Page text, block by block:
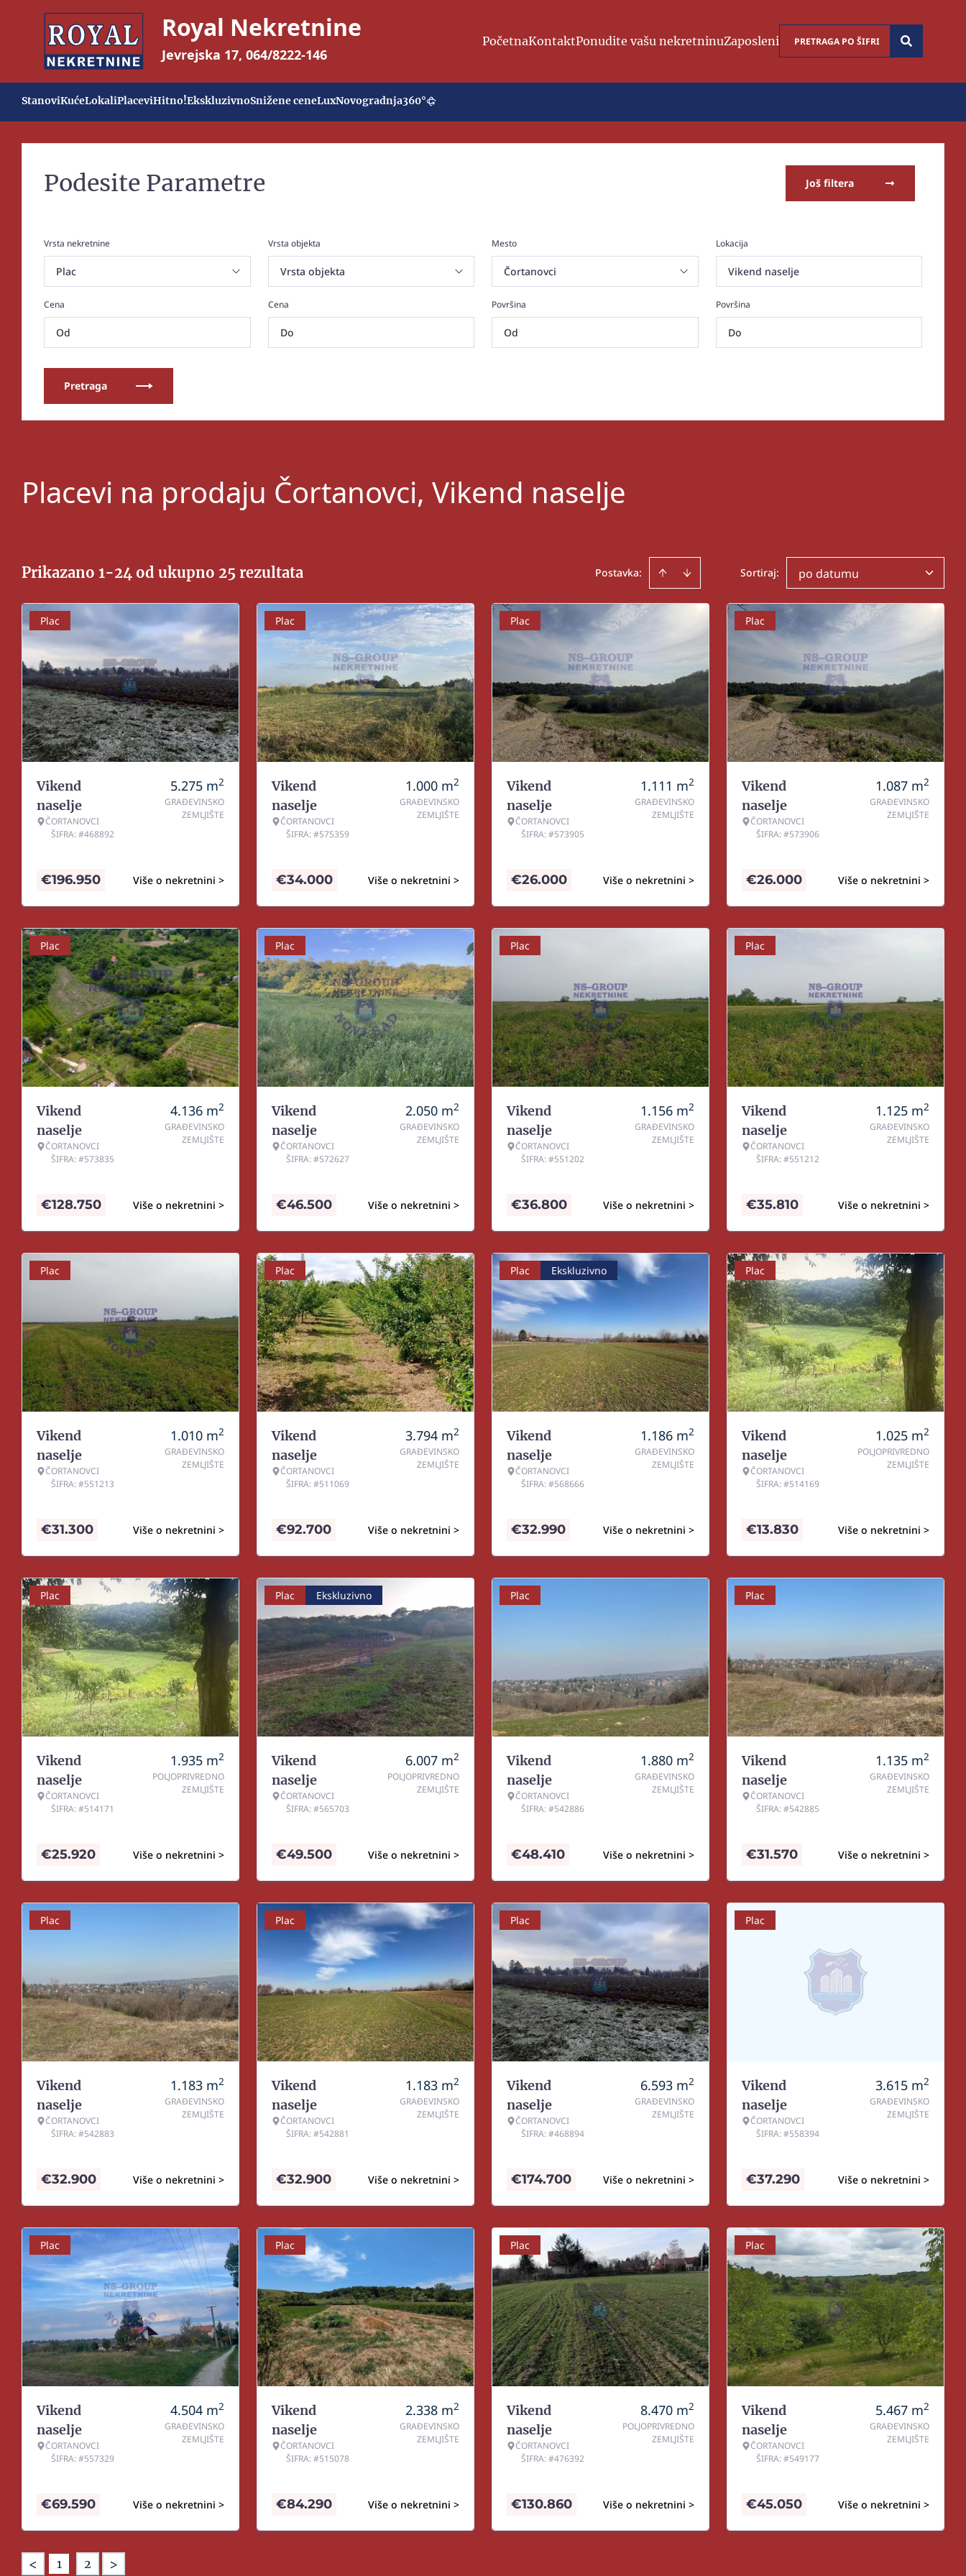
Royal Nekretnine
Jevrejska 17, 064/8222-146
PočetnaKontaktPonudite vašu nekretninuZaposleni
StanoviKućeLokaliPlaceviHitno!EkskluzivnoSnižene ceneLuxNovogradnja360°
Podesite Parametre Još filtera
Vrsta nekretnine Vrsta objekta Mesto Lokacija
Vikend naselje
Cena Cena Površina Površina
Pretraga
Placevi na prodaju Čortanovci, Vikend naselje
Prikazano 1-24 od ukupno 25 rezultata Postavka: Sortiraj: po datumu
Plac
Vikend
naselje
ČORTANOVCI
ŠIFRA: #468892
5.275 m2
GRAĐEVINSKO
ZEMLJIŠTE
Više o nekretnini >
€196.950
Plac
Vikend
naselje
ČORTANOVCI
ŠIFRA: #575359
1.000 m2
GRAĐEVINSKO
ZEMLJIŠTE
Više o nekretnini >
€34.000
Plac
Vikend
naselje
ČORTANOVCI
ŠIFRA: #573905
1.111 m2
GRAĐEVINSKO
ZEMLJIŠTE
Više o nekretnini >
€26.000
Plac
Vikend
naselje
ČORTANOVCI
ŠIFRA: #573906
1.087 m2
GRAĐEVINSKO
ZEMLJIŠTE
Više o nekretnini >
€26.000
Plac
Vikend
naselje
ČORTANOVCI
ŠIFRA: #573835
4.136 m2
GRAĐEVINSKO
ZEMLJIŠTE
Više o nekretnini >
€128.750
Plac
Vikend
naselje
ČORTANOVCI
ŠIFRA: #572627
2.050 m2
GRAĐEVINSKO
ZEMLJIŠTE
Više o nekretnini >
€46.500
Plac
Vikend
naselje
ČORTANOVCI
ŠIFRA: #551202
1.156 m2
GRAĐEVINSKO
ZEMLJIŠTE
Više o nekretnini >
€36.800
Plac
Vikend
naselje
ČORTANOVCI
ŠIFRA: #551212
1.125 m2
GRAĐEVINSKO
ZEMLJIŠTE
Više o nekretnini >
€35.810
Plac
Vikend
naselje
ČORTANOVCI
ŠIFRA: #551213
1.010 m2
GRAĐEVINSKO
ZEMLJIŠTE
Više o nekretnini >
€31.300
Plac
Vikend
naselje
ČORTANOVCI
ŠIFRA: #511069
3.794 m2
GRAĐEVINSKO
ZEMLJIŠTE
Više o nekretnini >
€92.700
Plac Ekskluzivno
Vikend
naselje
ČORTANOVCI
ŠIFRA: #568666
1.186 m2
GRAĐEVINSKO
ZEMLJIŠTE
Više o nekretnini >
€32.990
Plac
Vikend
naselje
ČORTANOVCI
ŠIFRA: #514169
1.025 m2
POLJOPRIVREDNO
ZEMLJIŠTE
Više o nekretnini >
€13.830
Plac
Vikend
naselje
ČORTANOVCI
ŠIFRA: #514171
1.935 m2
POLJOPRIVREDNO
ZEMLJIŠTE
Više o nekretnini >
€25.920
Plac Ekskluzivno
Vikend
naselje
ČORTANOVCI
ŠIFRA: #565703
6.007 m2
POLJOPRIVREDNO
ZEMLJIŠTE
Više o nekretnini >
€49.500
Plac
Vikend
naselje
ČORTANOVCI
ŠIFRA: #542886
1.880 m2
GRAĐEVINSKO
ZEMLJIŠTE
Više o nekretnini >
€48.410
Plac
Vikend
naselje
ČORTANOVCI
ŠIFRA: #542885
1.135 m2
GRAĐEVINSKO
ZEMLJIŠTE
Više o nekretnini >
€31.570
Plac
Vikend
naselje
ČORTANOVCI
ŠIFRA: #542883
1.183 m2
GRAĐEVINSKO
ZEMLJIŠTE
Više o nekretnini >
€32.900
Plac
Vikend
naselje
ČORTANOVCI
ŠIFRA: #542881
1.183 m2
GRAĐEVINSKO
ZEMLJIŠTE
Više o nekretnini >
€32.900
Plac
Vikend
naselje
ČORTANOVCI
ŠIFRA: #468894
6.593 m2
GRAĐEVINSKO
ZEMLJIŠTE
Više o nekretnini >
€174.700
Plac
Vikend
naselje
ČORTANOVCI
ŠIFRA: #558394
3.615 m2
GRAĐEVINSKO
ZEMLJIŠTE
Više o nekretnini >
€37.290
Plac
Vikend
naselje
ČORTANOVCI
ŠIFRA: #557329
4.504 m2
GRAĐEVINSKO
ZEMLJIŠTE
Više o nekretnini >
€69.590
Plac
Vikend
naselje
ČORTANOVCI
ŠIFRA: #515078
2.338 m2
GRAĐEVINSKO
ZEMLJIŠTE
Više o nekretnini >
€84.290
Plac
Vikend
naselje
ČORTANOVCI
ŠIFRA: #476392
8.470 m2
POLJOPRIVREDNO
ZEMLJIŠTE
Više o nekretnini >
€130.860
Plac
Vikend
naselje
ČORTANOVCI
ŠIFRA: #549177
5.467 m2
GRAĐEVINSKO
ZEMLJIŠTE
Više o nekretnini >
€45.050
< 1 2 >